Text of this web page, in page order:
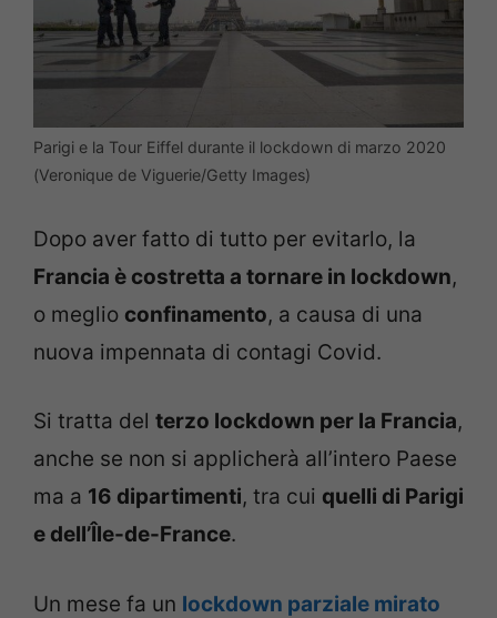
Parigi e la Tour Eiffel durante il lockdown di marzo 2020
(Veronique de Viguerie/Getty Images)
Dopo aver fatto di tutto per evitarlo, la
Francia è costretta a tornare in lockdown,
o meglio confinamento, a causa di una
nuova impennata di contagi Covid.
Si tratta del terzo lockdown per la Francia,
anche se non si applicherà all’intero Paese
ma a 16 dipartimenti, tra cui quelli di Parigi
e dell’Île-de-France.
Un mese fa un lockdown parziale mirato